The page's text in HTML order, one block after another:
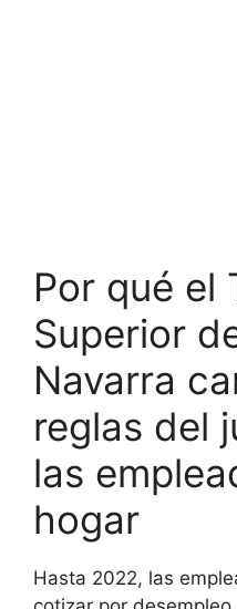
Por qué el
Superior
Navarra
reglas del
las
hogar
Hasta 2022, las